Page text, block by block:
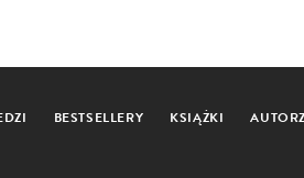
BESTSELLERY KSIĄŻKI